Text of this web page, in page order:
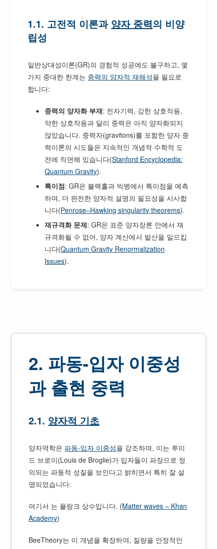
1.1. 고전적 이론과 양자 중력의 비양
립성
일반상대성이론(GR)의 경험적 성공에도 불구하고, 몇
가지 중대한 한계는 중력의 양자적 재해석을 필요로
합니다:
중력의 양자화 부재: 전자기력, 강한 상호작용,
약한 상호작용과 달리 중력은 아직 양자화되지
않았습니다. 중력자(gravitons)를 포함한 양자 중
력이론의 시도들은 지속적인 개념적·수학적 도
전에 직면해 있습니다(Stanford Encyclopedia:
Quantum Gravity).
특이점: GR은 블랙홀과 빅뱅에서 특이점을 예측
하며, 더 완전한 양자적 설명의 필요성을 시사합
니다(Penrose–Hawking singularity theorems).
재규격화 문제: GR은 표준 양자장론 안에서 재
규격화될 수 없어, 양자 계산에서 발산을 일으킵
니다(Quantum Gravity Renormalization
Issues).
2. 파동-입자 이중성
과 출현 중력
2.1. 양자적 기초
양자역학은파동-입자 이중성을 강조하며, 이는 루이
드 브로이(Louis de Broglie)가 입자들이 파장으로 정
의되는 파동적 성질을 보인다고 밝히면서 특히 잘 설
명되었습니다:
여기서 는 플랑크 상수입니다. (Matter waves – Khan
Academy)
BeeTheory는 이 개념을 확장하여, 질량을 안정적인